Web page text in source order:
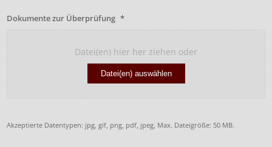
Dokumente zur Überprüfung *
Datei(en) hier her ziehen oder
Datei(en) auswählen
Akzeptierte Datentypen: jpg, gif, png, pdf, jpeg, Max. Dateigröße: 50 MB.